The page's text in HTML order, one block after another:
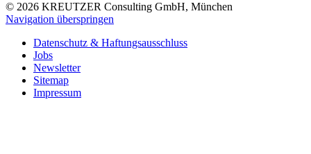
© 2026 KREUTZER Consulting GmbH, München
Navigation überspringen
Datenschutz & Haftungsausschluss
Jobs
Newsletter
Sitemap
Impressum